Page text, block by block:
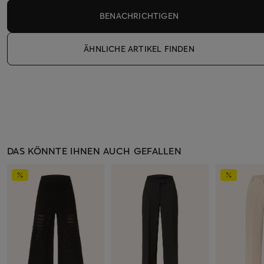
BENACHRICHTIGEN
ÄHNLICHE ARTIKEL FINDEN
DAS KÖNNTE IHNEN AUCH GEFALLEN